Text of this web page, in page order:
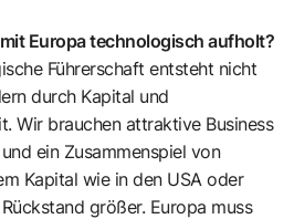
Europa technologisch aufholt?
Führerschaft entsteht nicht
durch Kapital und
Wir brauchen attraktive Business
ein Zusammenspiel von
Kapital wie in den USA oder
größer. Europa muss